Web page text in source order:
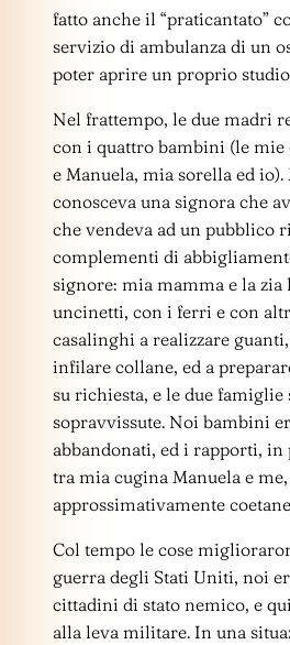
fatto anche il “praticantato”
servizio di ambulanza di un
poter aprire un proprio
Nel frattempo, le due madri
con i quattro bambini (le mie
e Manuela, mia sorella ed
conosceva una signora che
che vendeva ad un pubblico
complementi di
signore: mia mamma e la
uncinetti, con i ferri e con
casalinghi a realizzare
infilare collane, ed a
su richiesta, e le due famiglie
sopravvissute. Noi bambini
abbandonati, ed i rapporti,
tra mia cugina Manuela e me,
approssimativamente
Col tempo le cose
guerra degli Stati Uniti, noi
cittadini di stato nemico, e
alla leva militare. In una